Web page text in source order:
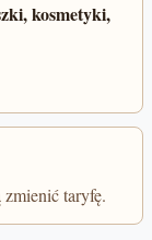
kosmetyki,
taryfę.